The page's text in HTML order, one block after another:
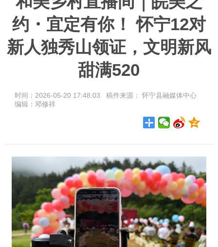
约・宜定有你！ 怀宁12对
新人独秀山领证，文明新风
甜满520
时间：2026-05-20 17:48:03 稿件来源： 怀宁县融媒体中心
编辑：邓修祥